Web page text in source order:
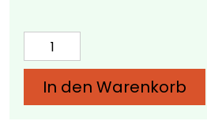
Eichenpfahl
15x15
In den Warenkorb